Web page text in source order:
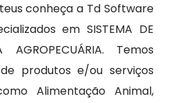
conheça a Td Software
em SISTEMA DE
AGROPECUÁRIA. Temos
produtos e/ou serviços
Alimentação Animal,